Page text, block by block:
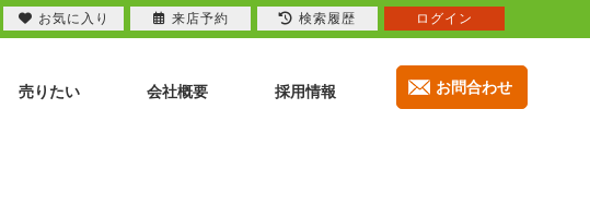
お問合わせ
売りたい 会社概要 採用情報
お気に入り 来店予約 検索履歴 ログイン